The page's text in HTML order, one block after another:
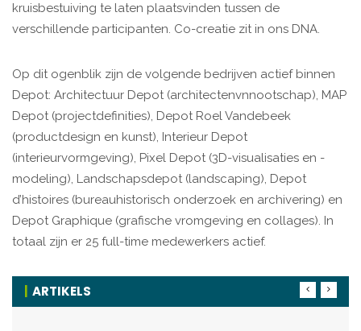
kruisbestuiving te laten plaatsvinden tussen de
verschillende participanten. Co-creatie zit in ons DNA.
Op dit ogenblik zijn de volgende bedrijven actief binnen
Depot: Architectuur Depot (architectenvnnootschap), MAP
Depot (projectdefinities), Depot Roel Vandebeek
(productdesign en kunst), Interieur Depot
(interieurvormgeving), Pixel Depot (3D-visualisaties en -
modeling), Landschapsdepot (landscaping), Depot
d’histoires (bureauhistorisch onderzoek en archivering) en
Depot Graphique (grafische vromgeving en collages). In
totaal zijn er 25 full-time medewerkers actief.
ARTIKELS